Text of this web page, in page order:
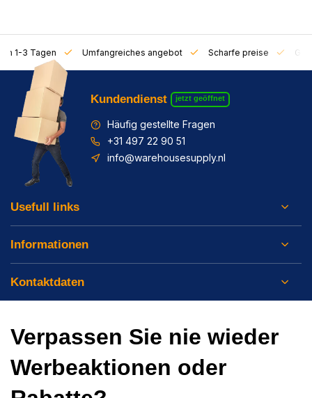
1-3 Tagen Umfangreiches angebot Scharfe preise Gratis
Kundendienst jetzt geöffnet
Häufig gestellte Fragen
+31 497 22 90 51
info@warehousesupply.nl
Usefull links
Informationen
Kontaktdaten
Verpassen Sie nie wieder
Werbeaktionen oder